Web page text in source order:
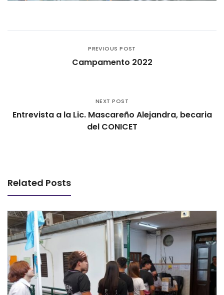
PREVIOUS POST
Campamento 2022
NEXT POST
Entrevista a la Lic. Mascareño Alejandra, becaria
del CONICET
Related Posts